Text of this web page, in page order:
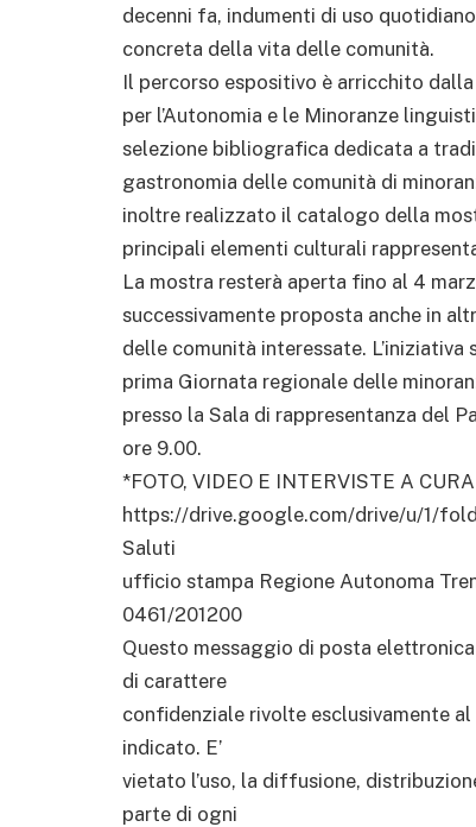
decenni fa, indumenti di uso
concreta della vita delle comunità.
Il percorso espositivo è arricchito
per l’Autonomia e le Minoranze
selezione bibliografica dedicata a
gastronomia delle comunità di
inoltre realizzato il catalogo della
principali elementi culturali
La mostra resterà aperta fino al 4
successivamente proposta anche in
delle comunità interessate.
prima Giornata regionale delle
presso la Sala di rappresentanza del
ore 9.00.
*FOTO, VIDEO E INTERVISTE A
https://drive.google.com/drive/u/1/
Saluti
ufficio stampa Regione Autonoma
0461/201200
Questo messaggio di posta
di carattere
confidenziale rivolte esclusivamente
indicato. E’
vietato l’uso, la diffusione,
parte di ogni